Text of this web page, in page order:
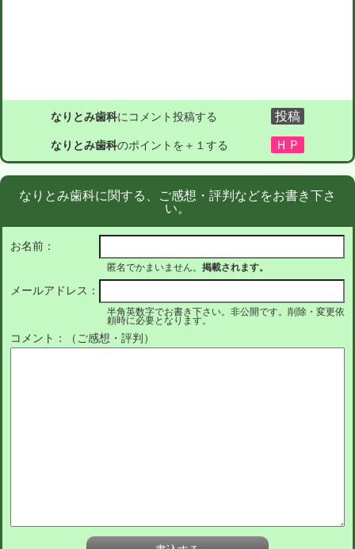
なりとみ歯科にコメント投稿する
なりとみ歯科のポイントを＋１する
なりとみ歯科に関する、ご感想・評判などをお書き下さ
い。
お名前：
匿名でかまいません。 掲載されます。
メールアドレス：
半角英数字でお書き下さい。非公開です。削除・変更依
頼時に必要となります。
コメント：（ご感想・評判）